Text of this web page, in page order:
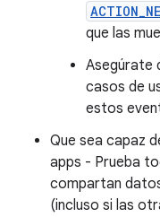
que las
Asegúrate
casos de
estos
Que sea capaz
apps - Prueba
compartan
(incluso si las